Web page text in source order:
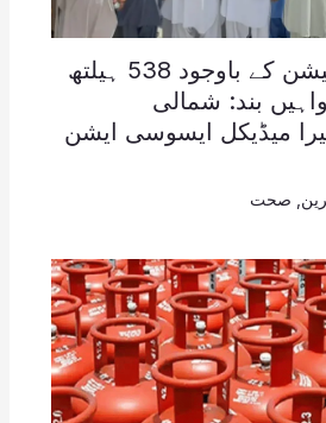
فزیکل ویری فکیشن کے باوجود 538 ہیلتھ
بند: شمالی
میڈیکل ایسوسی ایشن
صحت